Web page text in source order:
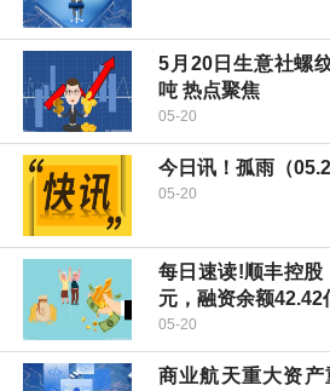
5月20日生意社螺
吨 热点聚焦
05-20
今日讯！孤雨（
05-20
每日速读!顺丰控股
元，融资余额42.42
05-20
商业航天重大资